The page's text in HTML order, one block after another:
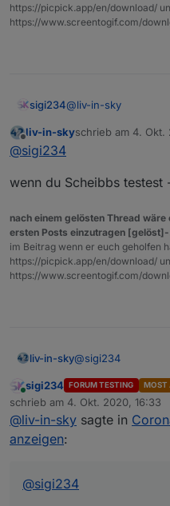
https://picpick.app/en/download/
https://www.screentogif.com/
sigi234@liv-in-sky
Du hast ja Rust
Offline
liv-in-skyschrieb am 4. Okt.
zuletzt editiert von
@sigi234
wenn du Scheibbs
nach einem gelösten Thread
ersten Posts einzutragen
im Beitrag wenn er euch geholfen
https://picpick.app/en/download/
https://www.screentogif.com/
liv-in-sky@sigi234
wenn du Scheibbs
Online
sigi234 FORUM TESTING MOST
schrieb am 4. Okt. 2020, 16:33
zuletzt editiert von
@liv-in-sky sagte in
anzeigen:
@sigi234